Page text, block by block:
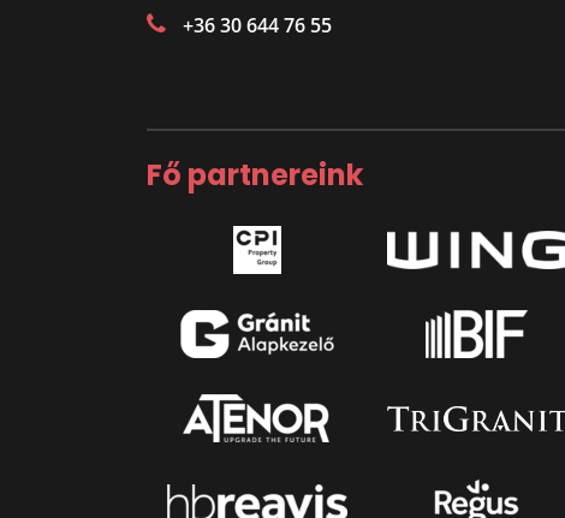
+36 30 644 76 55
Fő partnereink